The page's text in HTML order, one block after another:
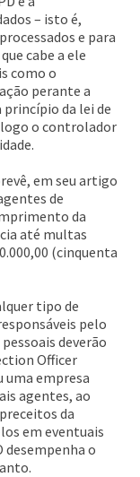
– isto é,
e para
cabe a ele
como o
perante a
da lei de
logo o controlador
em seu artigo
de
da
até multas
(cinquenta
tipo de
pelo
deverão
Officer
uma empresa
agentes, ao
da
em eventuais
desempenha o